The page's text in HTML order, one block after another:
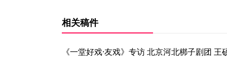
相关稿件
《一堂好戏·友戏》专访 北京河北梆子剧团 王